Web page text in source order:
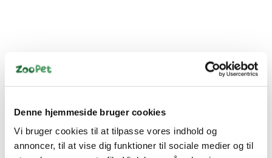
Denne hjemmeside bruger cookies
Vi bruger cookies til at tilpasse vores indhold og
annoncer, til at vise dig funktioner til sociale medier og til
Specifikationer
Mangler din hund en vind- og vandtæt softshell-jakke, så
er denne jakke fra BUSTER et godt køb.
Denne lækre jakke er god til at holde din hund dejlig varm